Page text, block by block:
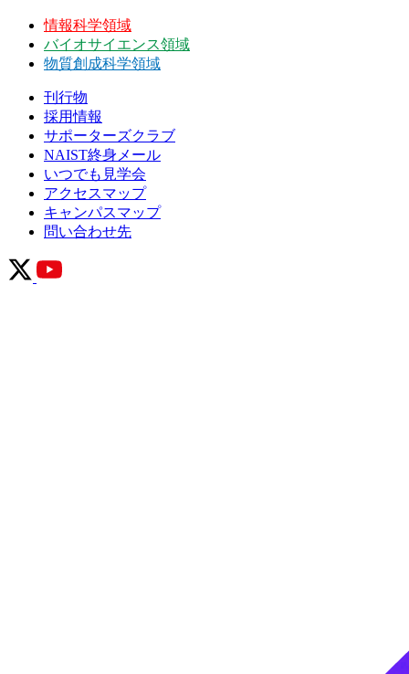
情報科学領域
バイオサイエンス領域
物質創成科学領域
刊行物
採用情報
サポーターズクラブ
NAIST終身メール
いつでも見学会
アクセスマップ
キャンパスマップ
問い合わせ先